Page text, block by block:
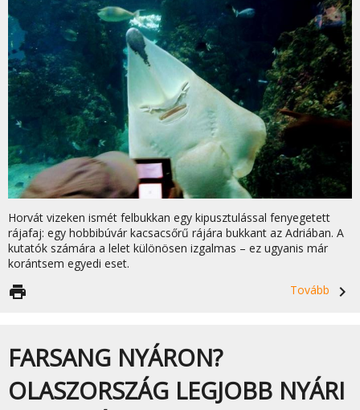
Horvát vizeken ismét felbukkan egy kipusztulással fenyegetett
rájafaj: egy hobbibúvár kacsacsőrű rájára bukkant az Adriában. A
kutatók számára a lelet különösen izgalmas – ez ugyanis már
korántsem egyedi eset.
Tovább
navigate_next
print
FARSANG NYÁRON?
OLASZORSZÁG LEGJOBB NYÁRI